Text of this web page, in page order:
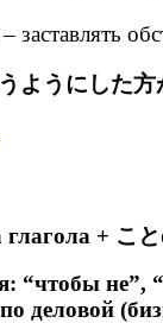
– заставлять
ようにした方
+ こと
“чтобы не”,
деловой